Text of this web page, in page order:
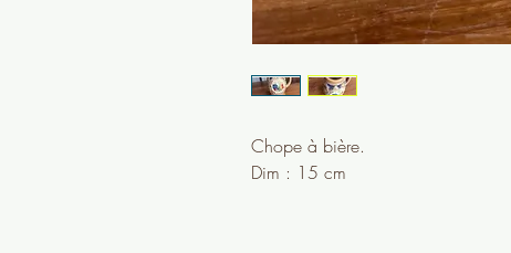
Chope à bière.
Dim : 15 cm